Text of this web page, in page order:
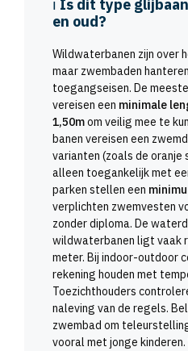
ℹ️ Is dit type
en oud?
Wildwaterbanen zijn over
maar zwembaden
toegangseisen. De
vereisen een minimale
1,50mom veilig mee te
banen vereisen een
varianten (zoals de oranje
alleen toegankelijk met
parken stellen een
verplichten zwemvesten
zonder diploma. De
wildwaterbanen ligt vaak
meter. Bij indoor-outdoor
rekening houden met
Toezichthouders
naleving van de regels.
zwembad om
vooral met jonge